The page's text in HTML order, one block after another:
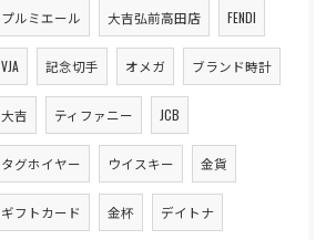
プルミエール 大吉弘前高田店 FENDI
VJA 記念切手 オメガ ブランド時計
大吉 ティファニー JCB
タグホイヤー ウイスキー 金貨
ギフトカード 金杯 デイトナ